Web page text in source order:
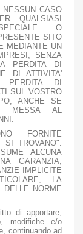
CASO
QUALSIASI
O
SITO
MEDIANTE UN
SENZA
PERDITA DI
DI ATTIVITA'
PERDITA DI
SUL VOSTRO
ANCHE SE
MESSA AL
FORNITE
SI TROVANO".
ALCUNA
GARANZIA,
IMPLICITE
LA
DELLE NORME
di apportare,
modifiche e/o
continuando ad